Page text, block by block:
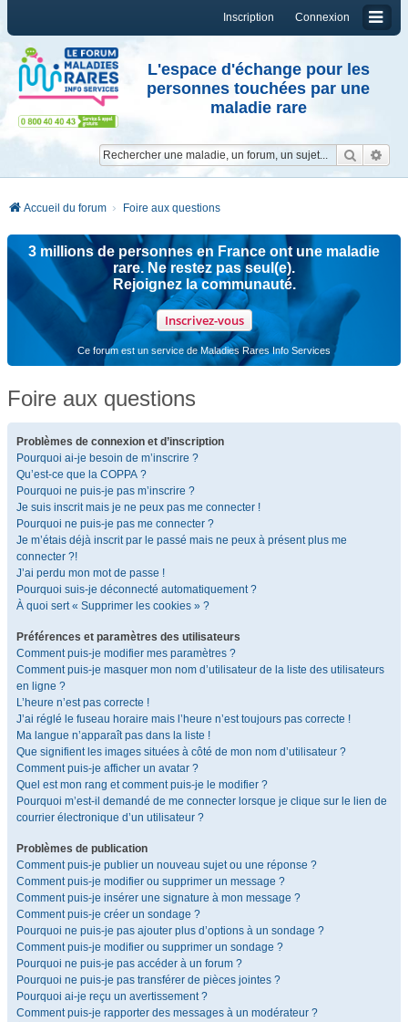
Connexion
Inscription
L'espace d'échange pour les
personnes touchées par une
maladie rare
Accueil du forum Foire aux questions
3 millions de personnes en France ont une maladie
rare. Ne restez pas seul(e).
Rejoignez la communauté.
Inscrivez-vous
Ce forum est un service de Maladies Rares Info Services
Foire aux questions
Problèmes de connexion et d’inscription
Pourquoi ai-je besoin de m’inscrire ?
Qu’est-ce que la COPPA ?
Pourquoi ne puis-je pas m’inscrire ?
Je suis inscrit mais je ne peux pas me connecter !
Pourquoi ne puis-je pas me connecter ?
Je m’étais déjà inscrit par le passé mais ne peux à présent plus me
connecter ?!
J’ai perdu mon mot de passe !
Pourquoi suis-je déconnecté automatiquement ?
À quoi sert « Supprimer les cookies » ?
Préférences et paramètres des utilisateurs
Comment puis-je modifier mes paramètres ?
Comment puis-je masquer mon nom d’utilisateur de la liste des utilisateurs
en ligne ?
L’heure n’est pas correcte !
J’ai réglé le fuseau horaire mais l’heure n’est toujours pas correcte !
Ma langue n’apparaît pas dans la liste !
Que signifient les images situées à côté de mon nom d’utilisateur ?
Comment puis-je afficher un avatar ?
Quel est mon rang et comment puis-je le modifier ?
Pourquoi m’est-il demandé de me connecter lorsque je clique sur le lien de
courrier électronique d’un utilisateur ?
Problèmes de publication
Comment puis-je publier un nouveau sujet ou une réponse ?
Comment puis-je modifier ou supprimer un message ?
Comment puis-je insérer une signature à mon message ?
Comment puis-je créer un sondage ?
Pourquoi ne puis-je pas ajouter plus d’options à un sondage ?
Comment puis-je modifier ou supprimer un sondage ?
Pourquoi ne puis-je pas accéder à un forum ?
Pourquoi ne puis-je pas transférer de pièces jointes ?
Pourquoi ai-je reçu un avertissement ?
Comment puis-je rapporter des messages à un modérateur ?